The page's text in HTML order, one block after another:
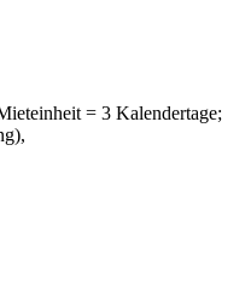
= 3 Kalendertage;